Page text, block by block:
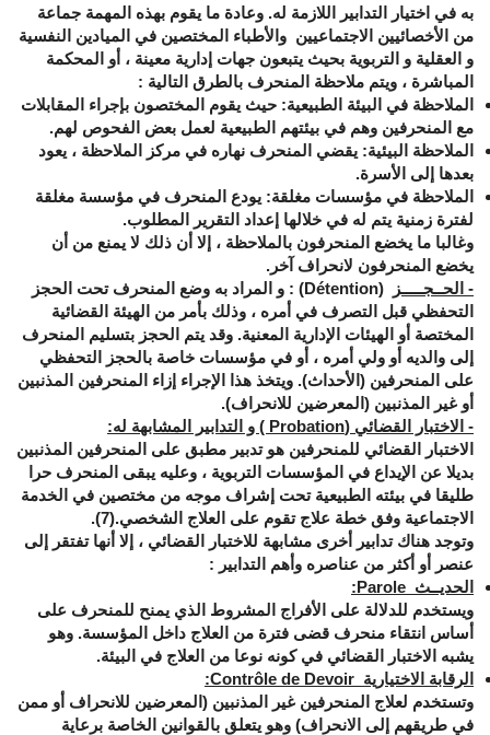
به في اختيار التدابير اللازمة له. وعادة ما يقوم بهذه المهمة جماعة
من الأخصائيين الاجتماعيين والأطباء المختصين في الميادين النفسية
و العقلية و التربوية بحيث يتبعون جهات إدارية معينة ، أو المحكمة
المباشرة ، ويتم ملاحظة المنحرف بالطرق التالية :
الملاحظة في البيئة الطبيعية: حيث يقوم المختصون بإجراء المقابلات
مع المنحرفين وهم في بيئتهم الطبيعية لعمل بعض الفحوص لهم.
الملاحظة البيئية: يقضي المنحرف نهاره في مركز الملاحظة ، يعود
بعدها إلى الأسرة.
الملاحظة في مؤسسات مغلقة: يودع المنحرف في مؤسسة مغلقة
لفترة زمنية يتم له في خلالها إعداد التقرير المطلوب.
وغالبا ما يخضع المنحرفون بالملاحظة ، إلا أن ذلك لا يمنع من أن
يخضع المنحرفون لانحراف آخر.
- الحــجـــــز
(
Détention
) : و المراد به وضع المنحرف تحت الحجز
التحفظي قبل التصرف في أمره ، وذلك بأمر من الهيئة القضائية
المختصة أو الهيئات الإدارية المعنية. وقد يتم الحجز بتسليم المنحرف
إلى والديه أو ولي أمره ، أو في مؤسسات خاصة بالحجز التحفظي
على المنحرفين (الأحداث). ويتخذ هذا الإجراء إزاء المنحرفين المذنبين
أو غير المذنبين (المعرضين للانحراف).
- الاختبار القضائي (Probation ) و التدابير المشابهة له:
الاختبار القضائي للمنحرفين هو تدبير مطبق على المنحرفين المذنبين
بديلا عن الإيداع في المؤسسات التربوية ، وعليه يبقى المنحرف حرا
طليقا في بيئته الطبيعية تحت إشراف موجه من مختصين في الخدمة
الاجتماعية وفق خطة علاج تقوم على العلاج الشخصي.(7).
وتوجد هناك تدابير أخرى مشابهة للاختبار القضائي ، إلا أنها تفتقر إلى
عنصر أو أكثر من عناصره وأهم التدابير :
الحديــث Parole
:
ويستخدم للدلالة على الأفراج المشروط الذي يمنح للمنحرف على
أساس انتقاء منحرف قضى فترة من العلاج داخل المؤسسة. وهو
يشبه الاختبار القضائي في كونه نوعا من العلاج في البيئة.
الرقابة الاختيارية Contrôle de Devoir
:
وتستخدم لعلاج المنحرفين غير المذنبين (المعرضين للانحراف أو ممن
في طريقهم إلى الانحراف) وهو يتعلق بالقوانين الخاصة برعاية